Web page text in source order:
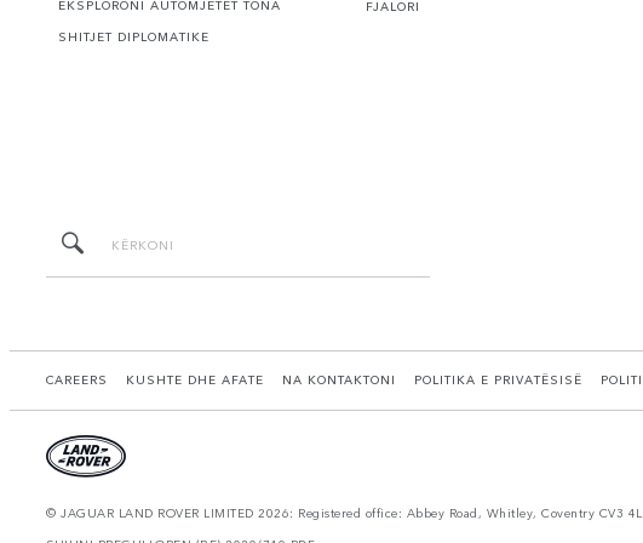
EKSPLORONI AUTOMJETET TONA
SHITJET DIPLOMATIKE
FJALORI
CAREERS KUSHTE DHE AFATE NA KONTAKTONI POLITIKA E PRIVATËSISË
© JAGUAR LAND ROVER LIMITED 2026: Registered office: Abbey Road, Whitley, Coventry CV3